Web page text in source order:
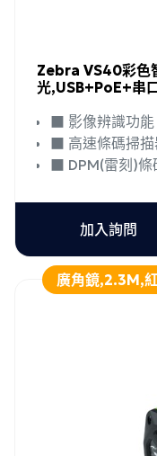
Zebra VS40彩色
光,USB+PoE+串
■ 影像辨識功能
■ 高速條碼掃描
■ DPM(雷刻)條
加入詢問
廣角鏡,2.3M,